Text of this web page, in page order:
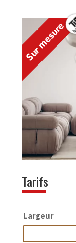
Sur mesure
Tarifs
Largeur